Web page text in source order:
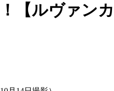
【ルヴァンカ